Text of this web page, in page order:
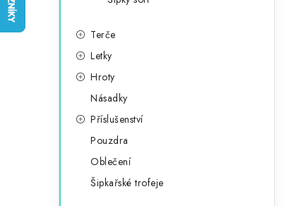
Terče
Letky
Hroty
Násadky
Příslušenství
Pouzdra
Oblečení
Šipkařské trofeje